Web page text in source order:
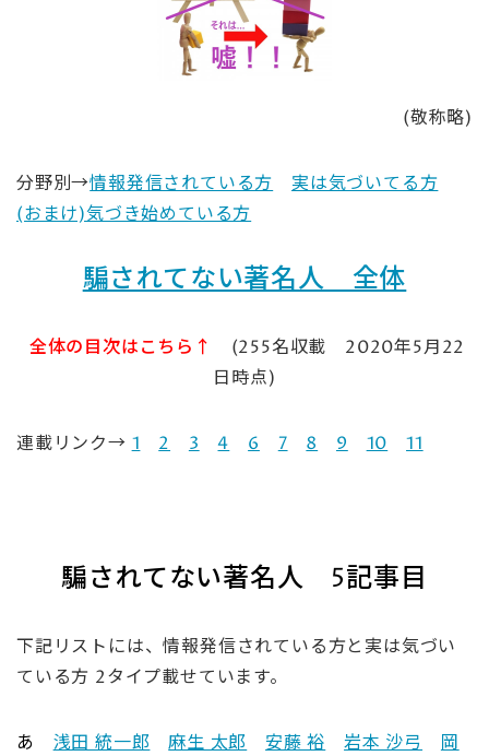
(敬称略)
分野別→情報発信されている方
実は気づいてる方
(おまけ)気づき始めている方
騙されてない著名人 全体
全体の目次はこちら↑
(255名収載 2020年5月22
日時点)
連載リンク→ 1 2 3 4 6 7 8 9 10 11
騙されてない著名人 5記事目
下記リストには、情報発信されている方と実は気づい
ている方 2タイプ載せています。
あ 浅田 統一郎 麻生 太郎 安藤 裕 岩本 沙弓
岡